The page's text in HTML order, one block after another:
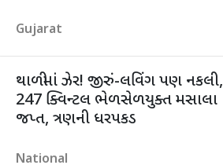
Gujarat
થાળીમાં ઝેર! જીરું-લવિંગ પણ નકલી,
247 ક્વિન્ટલ ભેળસેળયુક્ત મસાલા
જપ્ત, ત્રણની ધરપકડ
National